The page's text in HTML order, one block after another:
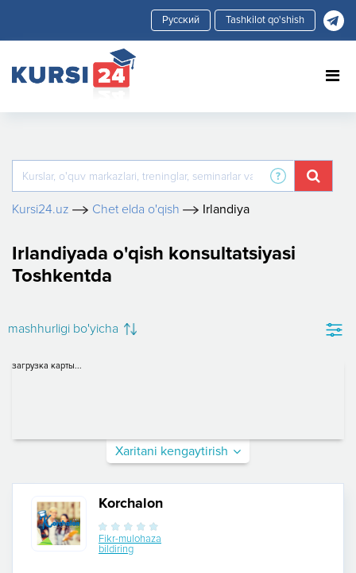
Tashkilot qo'shish
Kursi24.uz Chet elda o'qish Irlandiya
Irlandiyada o'qish konsultatsiyasi
Toshkentda
mashhurligi bo'yicha
загрузка карты...
Xaritani kengaytirish
Korchalon
Fikr-mulohaza
bildiring